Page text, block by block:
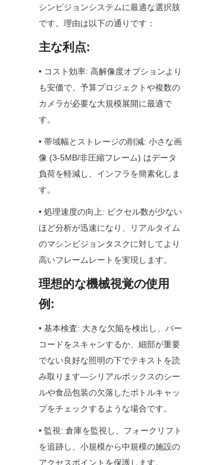
シンビジョンシステムに最適な選択肢
です。理由は以下の通りです：
主な利点:
• コスト効率: 高解像度オプションより
も安価で、予算プロジェクトや複数の
カメラが必要な大規模展開に最適で
す。
• 帯域幅とストレージの削減: 小さな画
像 (3-5MB/非圧縮フレーム) はデータ
負荷を軽減し、インフラを簡素化しま
す。
• 処理速度の向上: ピクセル数が少ない
ほど分析が迅速になり、リアルタイム
のマシンビジョンタスクに対してより
高いフレームレートを実現します。
理想的な機械視覚の使用
例:
• 基本検査: 大きな欠陥を検出し、バー
コードをスキャンするか、細部が重要
でない良好な照明の下でテキストを読
み取ります—シリアルボックスのシー
ルや食品包装の欠落したボトルキャッ
プをチェックするような場合です。
• 監視: 倉庫を監視し、フォークリフト
を追跡し、小規模から中規模の施設の
アクセスポイントを保護します。